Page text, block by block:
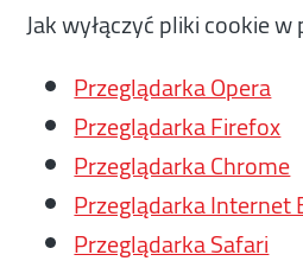
Jak wyłączyć pliki cookie
Przeglądarka Opera
Przeglądarka Firefox
Przeglądarka Chrome
Przeglądarka Internet
Przeglądarka Safari